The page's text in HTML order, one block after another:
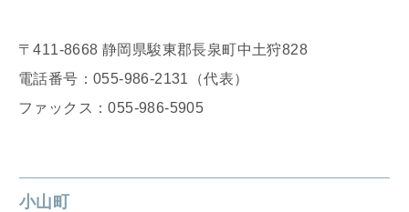
〒411-8668 静岡県駿東郡長泉町中土狩828
電話番号：055-986-2131（代表）
ファックス：055-986-5905
小山町